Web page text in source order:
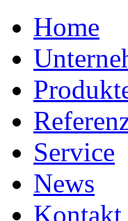
Home
Service
News
Kontakt